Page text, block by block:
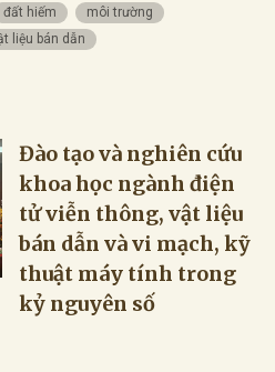
đất hiếm
môi trường
liệu bán dẫn
Đào tạo và nghiên cứu
khoa học ngành điện
tử viễn thông, vật liệu
bán dẫn và vi mạch, kỹ
thuật máy tính trong
kỷ nguyên số